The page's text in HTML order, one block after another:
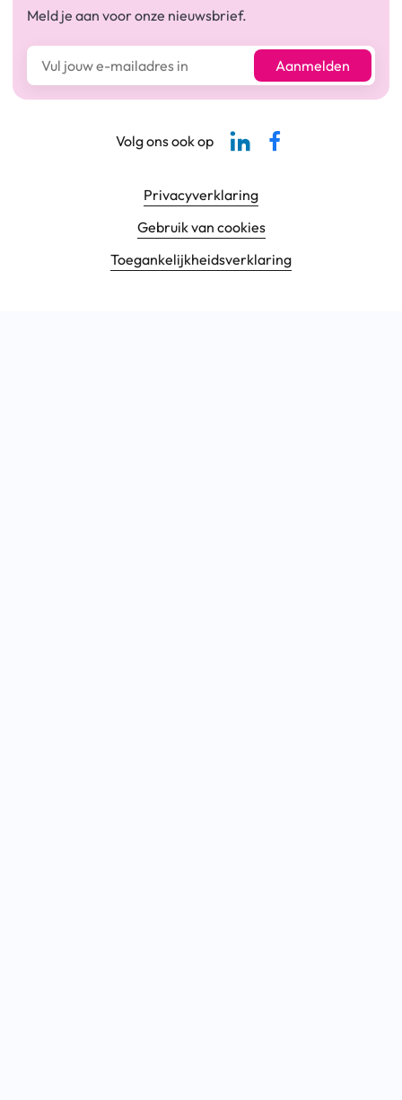
Meld je aan voor onze nieuwsbrief.
E-mailadres* Aanmelden
Footer navigatie
Privacyverklaring
Gebruik van cookies
Toegankelijkheids­verklaring
Volg ons ook op
Linkedin-pagina SBCM
Facebook SBCM